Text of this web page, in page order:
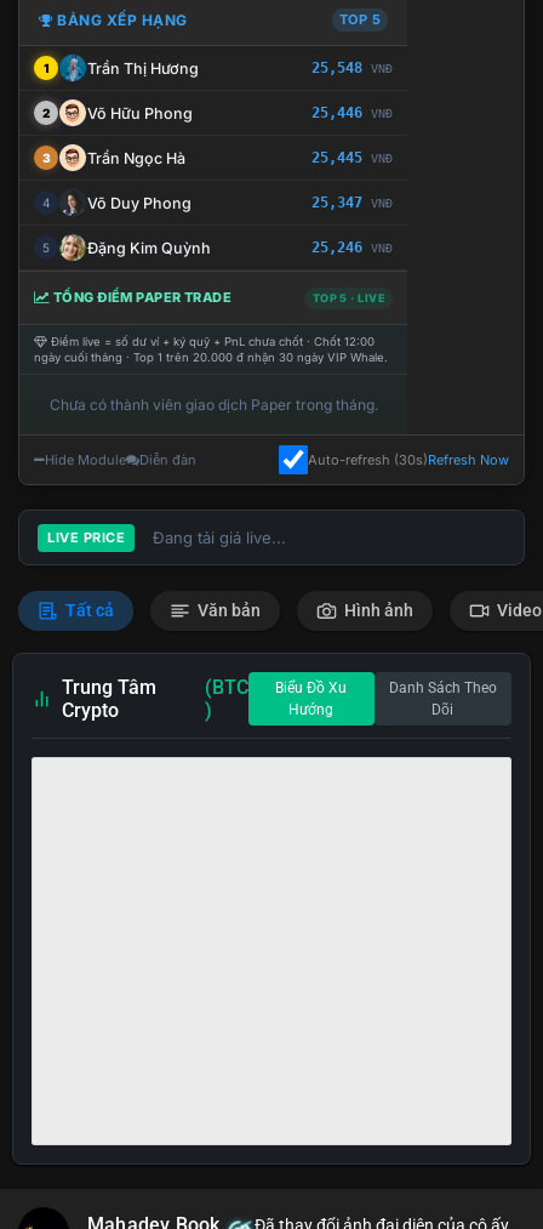
BẢNG XẾP HẠNG TOP 5
1 Trần Thị Hương 25,548 VNĐ
2 Võ Hữu Phong 25,446 VNĐ
3 Trần Ngọc Hà 25,445 VNĐ
4 Võ Duy Phong 25,347 VNĐ
5 Đặng Kim Quỳnh 25,246 VNĐ
TỔNG ĐIỂM PAPER TRADE TOP 5 · LIVE
Điểm live = số dư ví + ký quỹ + PnL chưa chốt · Chốt 12:00
ngày cuối tháng · Top 1 trên 20.000 đ nhận 30 ngày VIP Whale.
Chưa có thành viên giao dịch Paper trong tháng.
Hide Module Diễn đàn Auto-refresh (30s)Refresh Now
LIVE PRICE Đang tải giá live...
Tất cả Văn bản Hình ảnh Video
Trung Tâm
Crypto
(BTC
)
Biểu Đồ Xu
Hướng
Danh Sách Theo
Dõi